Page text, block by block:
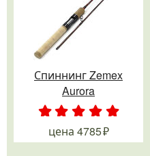
Спиннинг Zemex
Aurora
. . .
цена 4785